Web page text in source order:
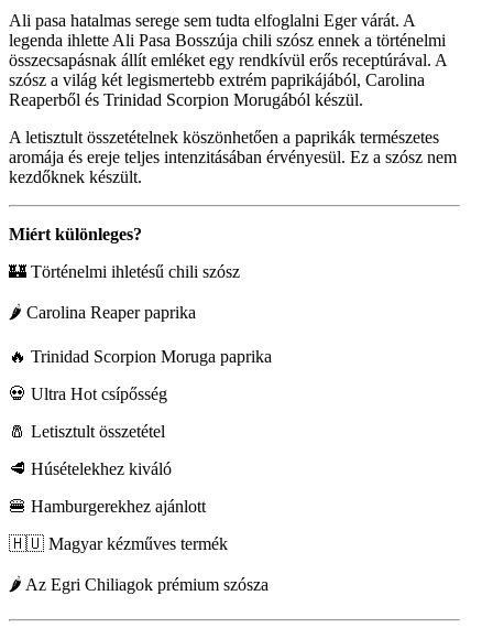
Ali pasa hatalmas serege sem tudta elfoglalni Eger várát. A
legenda ihlette Ali Pasa Bosszúja chili szósz ennek a történelmi
összecsapásnak állít emléket egy rendkívül erős receptúrával. A
szósz a világ két legismertebb extrém paprikájából, Carolina
Reaperből és Trinidad Scorpion Morugából készül.
A letisztult összetételnek köszönhetően a paprikák természetes
aromája és ereje teljes intenzitásában érvényesül. Ez a szósz nem
kezdőknek készült.
Miért különleges?
🏰 Történelmi ihletésű chili szósz
🌶 Carolina Reaper paprika
🔥 Trinidad Scorpion Moruga paprika
💀 Ultra Hot csípősség
🧂 Letisztult összetétel
🥩 Húsételekhez kiváló
🍔 Hamburgerekhez ajánlott
🇭🇺 Magyar kézműves termék
🌶 Az Egri Chiliagok prémium szósza